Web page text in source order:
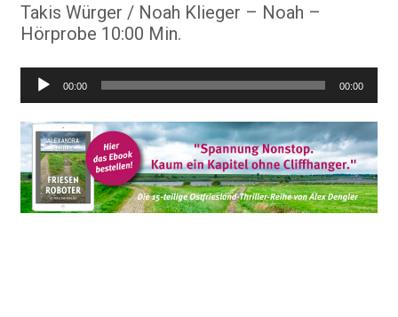
Takis Würger / Noah Klieger – Noah –
Hörprobe 10:00 Min.
Audio-
Player
00:00 00:00